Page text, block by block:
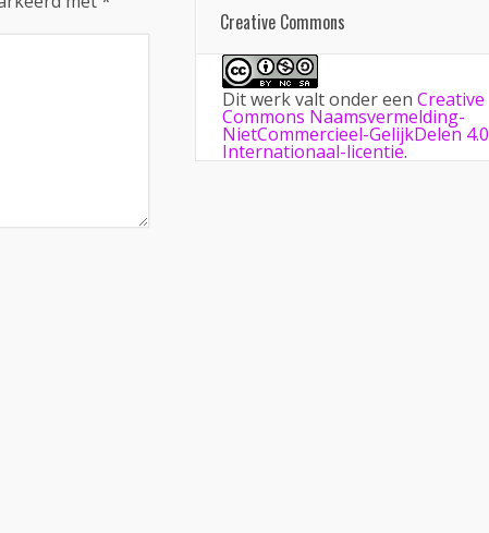
Creative Commons
Dit werk valt onder een Creative
Commons Naamsvermelding-
NietCommercieel-GelijkDelen 4.0
Internationaal-licentie.